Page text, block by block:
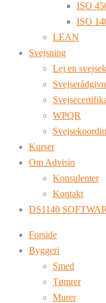
ISO
ISO
LEAN
Svejsning
Lej en
WPQR
Kurser
Om Advisio
Konsulenter
Kontakt
DS1140
Forside
Byggeri
Smed
Tømrer
Murer